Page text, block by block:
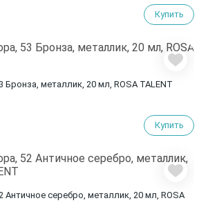
Купить
Бронза, металлик, 20 мл, ROSA TALENT
Купить
Античное серебро, металлик, 20 мл, ROSA